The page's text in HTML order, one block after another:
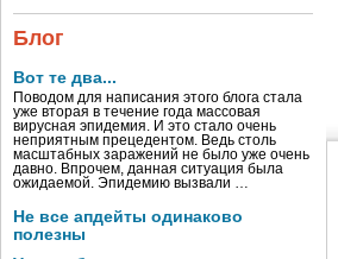
Блог
Вот те два...
Поводом для написания этого блога стала
уже вторая в течение года массовая
вирусная эпидемия. И это стало очень
неприятным прецедентом. Ведь столь
масштабных заражений не было уже очень
давно. Впрочем, данная ситуация была
ожидаемой. Эпидемию вызвали …
Не все апдейты одинаково
полезны